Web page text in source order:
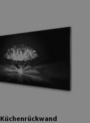
Küchenrückwand